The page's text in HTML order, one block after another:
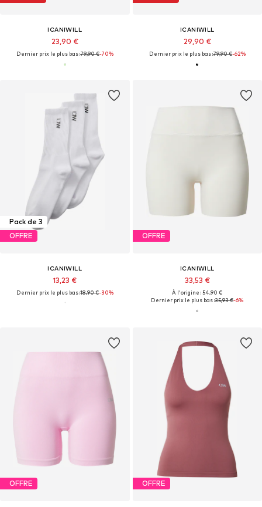
ICANIWILL
23,90 €
Dernier prix le plus bas :79,90 €-70%
ICANIWILL
29,90 €
Dernier prix le plus bas :79,90 €-62%
Pack de 3
OFFRE
ICANIWILL
13,23 €
Dernier prix le plus bas :18,90 €-30%
OFFRE
ICANIWILL
33,53 €
À l'origine : 54,90 €
Dernier prix le plus bas :35,93 €-6%
OFFRE OFFRE